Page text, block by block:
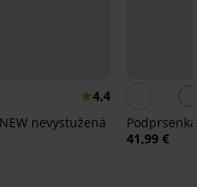
4,4
nevystužená
41,99 €